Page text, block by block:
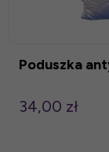
Poduszka
34,00 zł